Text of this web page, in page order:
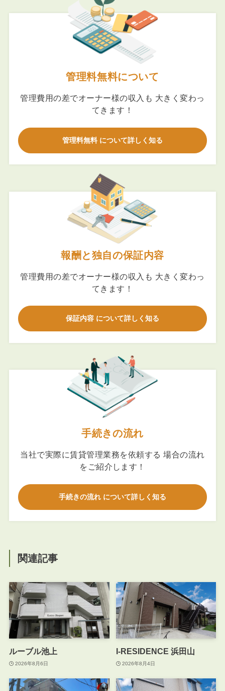
管理料無料について
管理費用の差でオーナー様の収入も 大きく変わっ
てきます！
管理料無料 について詳しく知る
報酬と独自の保証内容
管理費用の差でオーナー様の収入も 大きく変わっ
てきます！
保証内容 について詳しく知る
手続きの流れ
当社で実際に賃貸管理業務を依頼する 場合の流れ
をご紹介します！
手続きの流れ について詳しく知る
関連記事
ルーブル池上
2026年8月6日
I-RESIDENCE 浜田山
2026年8月4日